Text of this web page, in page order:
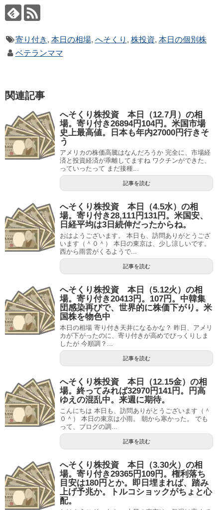
寄り付き , 本日の相場, へそくり , 株投資, 本日の個別株
ベテランママ
関連記事
へそくり株投資 本日（12.7月）の相
場。寄り付き26894円104円。米国市場
史上最高値。日本も年内27000円行きそ
う
アメリカの株価高騰はなんだろうか 完全に、市場経
済と投資経済が乖離してますね ワクチンができた、
っていったって まだ接種...
記事を読む
へそくり株投資 本日（4.5水）の相
場。寄り付き28,111円131円。米国安、
日経平均は3日続伸だったからね。
おはようございます。 本日も、訪問ありがとうござ
います（＾０＾） 本日の東京は、少し涼しいです。
西から雨雲がくるようで...
記事を読む
へそくり株投資 本日（5.12火）の相
場。寄り付き20413円。107円。中韓集
団感染再びで、世界的に株価下がり。米
国株を物色中
本日の相場 寄り付き天井になるかな？ 昨日、アメリ
カが下がったのに、寄り付きが高めでびっくりしま
したが 今順調？...
記事を読む
へそくり株投資 本日（12.15金）の相
場。終ってみれば32970円141円。円高
ゆえの混乱中。来週に期待。
こんにちは 本日も、訪問ありがとうございます（＾
０＾） 本日の東京は小雨。 朝から寒かった。 でも
って、ブログの調...
記事を読む
へそくり株投資 本日（3.30火）の相
場。寄り付き29365円109円。権利落ち
目安は180円とか。即日埋まれば、踏み
上げ予兆か。トルコショックがちょと心
配。